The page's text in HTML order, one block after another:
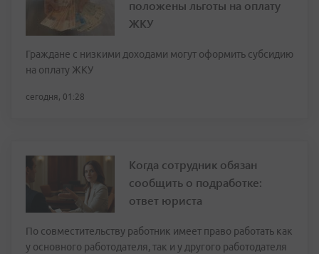
положены льготы на оплату
ЖКУ
Граждане с низкими доходами могут оформить субсидию
на оплату ЖКУ
сегодня, 01:28
Когда сотрудник обязан
сообщить о подработке:
ответ юриста
По совместительству работник имеет право работать как
у основного работодателя, так и у другого работодателя